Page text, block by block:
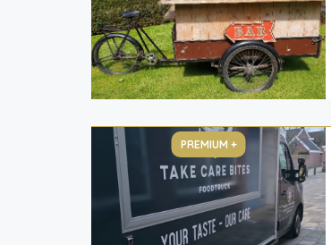
PREMIUM +